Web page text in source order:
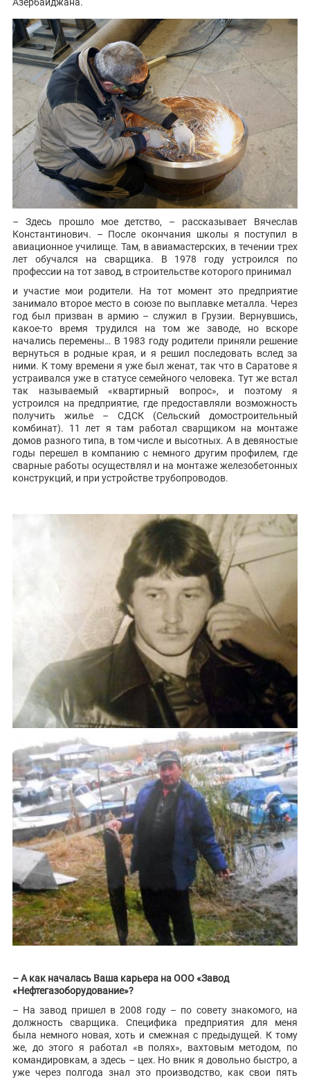
– Здесь прошло мое детство, – рассказывает Вячеслав
Константинович. – После окончания школы я поступил в
авиационное училище. Там, в авиамастерских, в течении трех
лет обучался на сварщика. В 1978 году устроился по
профессии на тот завод, в строительстве которого принимал
и участие мои родители. На тот момент это предприятие
занимало второе место в союзе по выплавке металла. Через
год был призван в армию – служил в Грузии. Вернувшись,
какое-то время трудился на том же заводе, но вскоре
начались перемены… В 1983 году родители приняли решение
вернуться в родные края, и я решил последовать вслед за
ними. К тому времени я уже был женат, так что в Саратове я
устраивался уже в статусе семейного человека. Тут же встал
так называемый «квартирный вопрос», и поэтому я
устроился на предприятие, где предоставляли возможность
получить жилье – СДСК (Сельский домостроительный
комбинат). 11 лет я там работал сварщиком на монтаже
домов разного типа, в том числе и высотных. А в девяностые
годы перешел в компанию с немного другим профилем, где
сварные работы осуществлял и на монтаже железобетонных
конструкций, и при устройстве трубопроводов.
– А как началась Ваша карьера на ООО «Завод
«Нефтегазоборудование»?
– На завод пришел в 2008 году – по совету знакомого, на
должность сварщика. Специфика предприятия для меня
была немного новая, хоть и смежная с предыдущей. К тому
же, до этого я работал «в полях», вахтовым методом, по
командировкам, а здесь – цех. Но вник я довольно быстро, а
уже через полгода знал это производство, как свои пять